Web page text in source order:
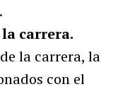
carrera.
la carrera, la
con el